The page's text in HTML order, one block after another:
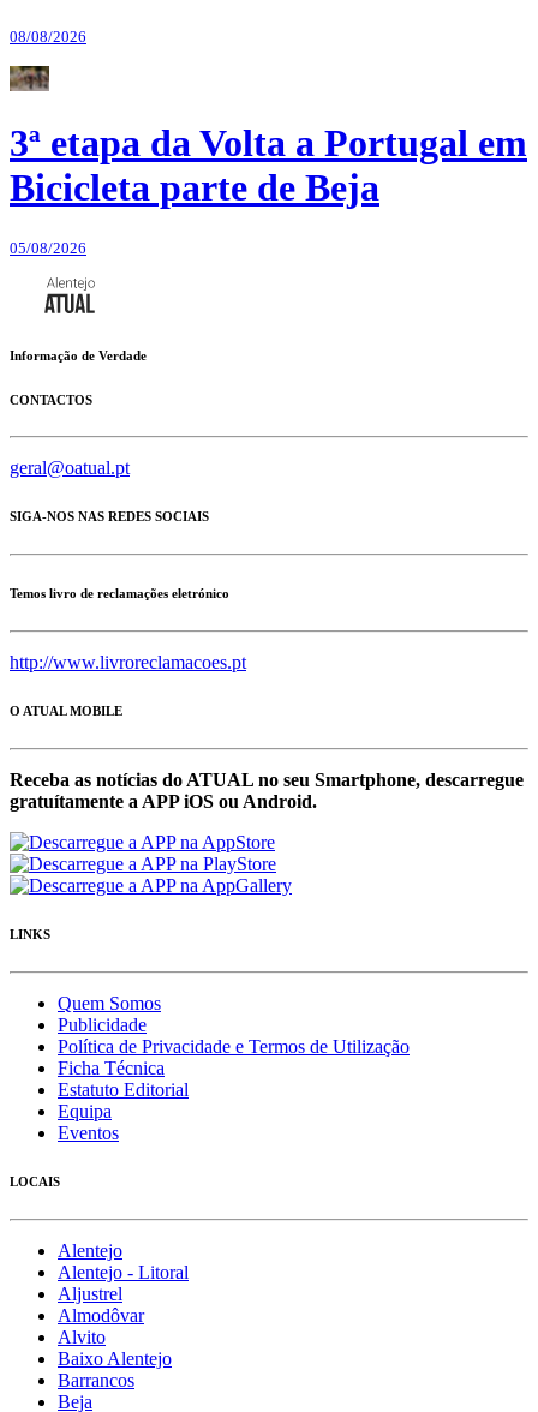
08/08/2026
3ª etapa da Volta a Portugal em
Bicicleta parte de Beja
05/08/2026
Informação de Verdade
CONTACTOS
geral@oatual.pt
SIGA-NOS NAS REDES SOCIAIS
Temos livro de reclamações eletrónico
http://www.livroreclamacoes.pt
O ATUAL MOBILE
Receba as notícias do ATUAL no seu Smartphone, descarregue
gratuítamente a APP iOS ou Android.
LINKS
Quem Somos
Publicidade
Política de Privacidade e Termos de Utilização
Ficha Técnica
Estatuto Editorial
Equipa
Eventos
LOCAIS
Alentejo
Alentejo - Litoral
Aljustrel
Almodôvar
Alvito
Baixo Alentejo
Barrancos
Beja